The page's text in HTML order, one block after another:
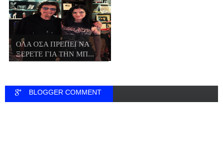
ΟΛΑ ΟΣΑ ΠΡΕΠΕΙ ΝΑ
ΞΕΡΕΤΕ ΓΙΑ ΤΗΝ ΜΠ...
BLOGGER COMMENT